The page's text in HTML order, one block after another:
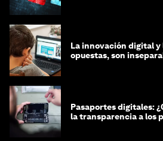
La innovación digital y
opuestas, son
Pasaportes digitales:
la transparencia a los